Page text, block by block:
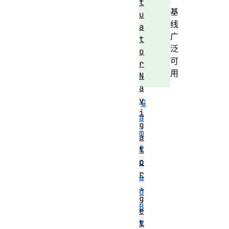
基
线
广
泛
可
用
G
a
m
e
p
a
d
B
u
u
a
t
o
r
N
a
v
i
g
a
t
o
r
.
g
e
t